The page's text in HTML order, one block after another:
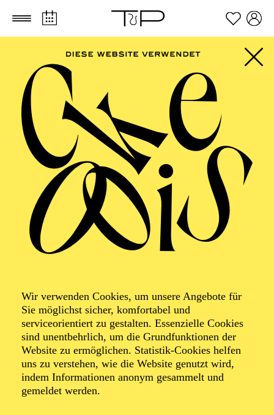
Zum Hauptinhalt springen Zum Footer springen
Wir verwenden Cookies, um unsere Angebote für
Sie möglichst sicher, komfortabel und
serviceorientiert zu gestalten. Essenzielle Cookies
sind unentbehrlich, um die Grundfunktionen der
Website zu ermöglichen. Statistik-Cookies helfen
uns zu verstehen, wie die Website genutzt wird,
indem Informationen anonym gesammelt und
gemeldet werden.
FILTER
Für Kinder zwischen 11 und 14 Jahren
€
Der Ticketkauf berechtigt für die Teilnahme am gesamten
Workshop vom 30.03. - 02.04.2027.
APRIL 2027
AALTO MUSIKTHEATER
AALTO BALLETT ESSEN
Donnerstag
01.04.2027
Aalto-Foyer
FERIENABENTEUER
SALUT PARIS!
Für Kinder zwischen 11 und 14 Jahren
Der Ticketkauf am 30.03.2027 berechtigt für die Teilnahme am
gesamten Workshop vom 30.03. - 02.04.2027.